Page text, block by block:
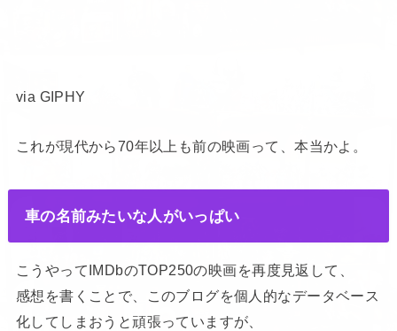
via GIPHY
これが現代から70年以上も前の映画って、本当かよ。
車の名前みたいな人がいっぱい
こうやってIMDbのTOP250の映画を再度見返して、
感想を書くことで、このブログを個人的なデータベース
化してしまおうと頑張っていますが、